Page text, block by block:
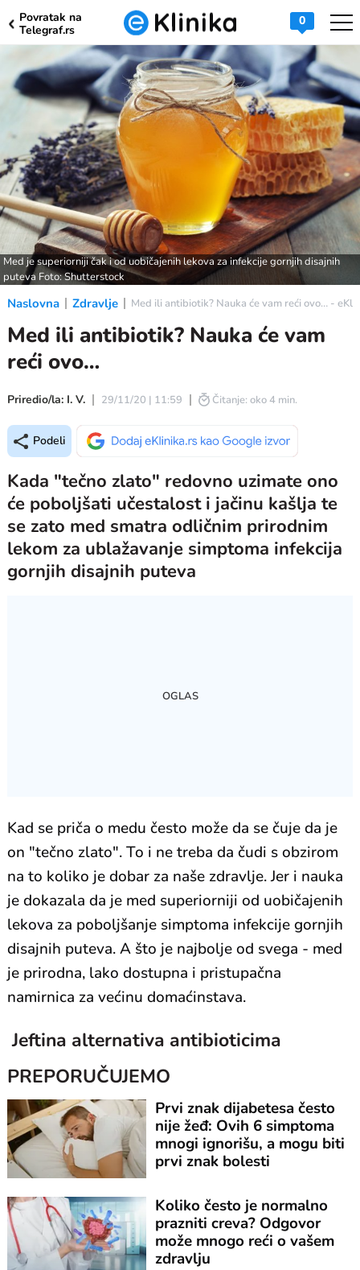
Povratak na
Telegraf.rs
0
Med je superiorniji čak i od uobičajenih lekova za infekcije gornjih disajnih
puteva Foto: Shutterstock
Naslovna Zdravlje Med ili antibiotik? Nauka će vam reći ovo… -
Med ili antibiotik? Nauka će vam
reći ovo…
Priredio/la: I. V. 29/11/20 | 11:59 Čitanje: oko 4 min.
Podeli
Kada "tečno zlato" redovno uzimate ono
će poboljšati učestalost i jačinu kašlja te
se zato med smatra odličnim prirodnim
lekom za ublažavanje simptoma infekcija
gornjih disajnih puteva
Kad se priča o medu često može da se čuje da je
on "tečno zlato". To i ne treba da čudi s obzirom
na to koliko je dobar za naše zdravlje. Jer i nauka
je dokazala da je med superiorniji od uobičajenih
lekova za poboljšanje simptoma infekcije gornjih
disajnih puteva. A što je najbolje od svega - med
je prirodna, lako dostupna i pristupačna
namirnica za većinu domaćinstava.
Jeftina alternativa antibioticima
PREPORUČUJEMO
Prvi znak dijabetesa često
nije žeđ: Ovih 6 simptoma
mnogi ignorišu, a mogu biti
prvi znak bolesti
Koliko često je normalno
prazniti creva? Odgovor
može mnogo reći o vašem
zdravlju